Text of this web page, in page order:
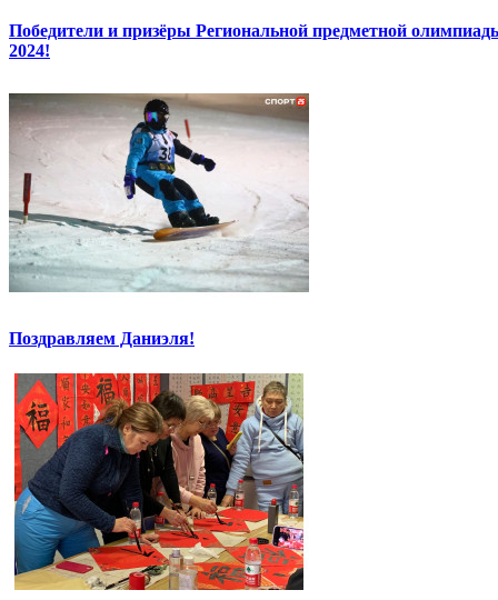
Победители и призёры Региональной предметной
2024!
Поздравляем Даниэля!